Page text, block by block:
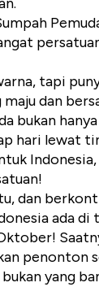
tapi
dan
bukan
hari lewat
dan
ada di
penonton
yang